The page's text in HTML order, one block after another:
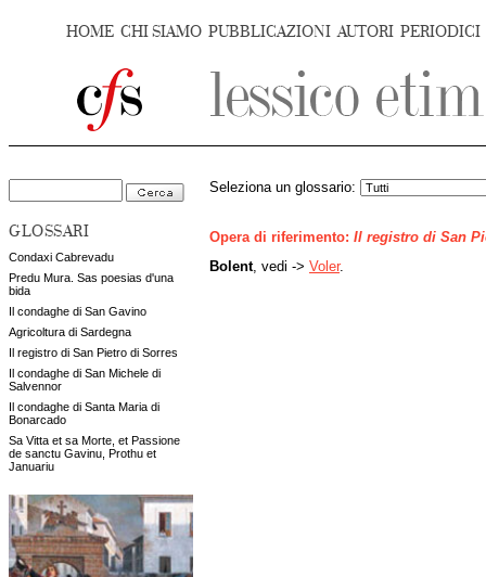
HOME CHI SIAMO PUBBLICAZIONI AUTORI PERIODICI
GLOSSARI
Condaxi Cabrevadu
Predu Mura. Sas poesias d'una
bida
Il condaghe di San Gavino
Agricoltura di Sardegna
Il registro di San Pietro di Sorres
Il condaghe di San Michele di
Salvennor
Il condaghe di Santa Maria di
Bonarcado
Sa Vitta et sa Morte, et Passione
de sanctu Gavinu, Prothu et
Januariu
Seleziona un glossario:
Opera di riferimento: Il registro di San
Bolent, vedi -> Voler.